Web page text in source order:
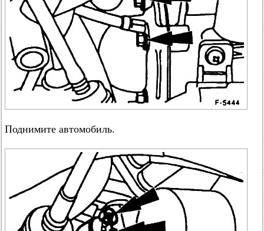
Поднимите автомобиль.